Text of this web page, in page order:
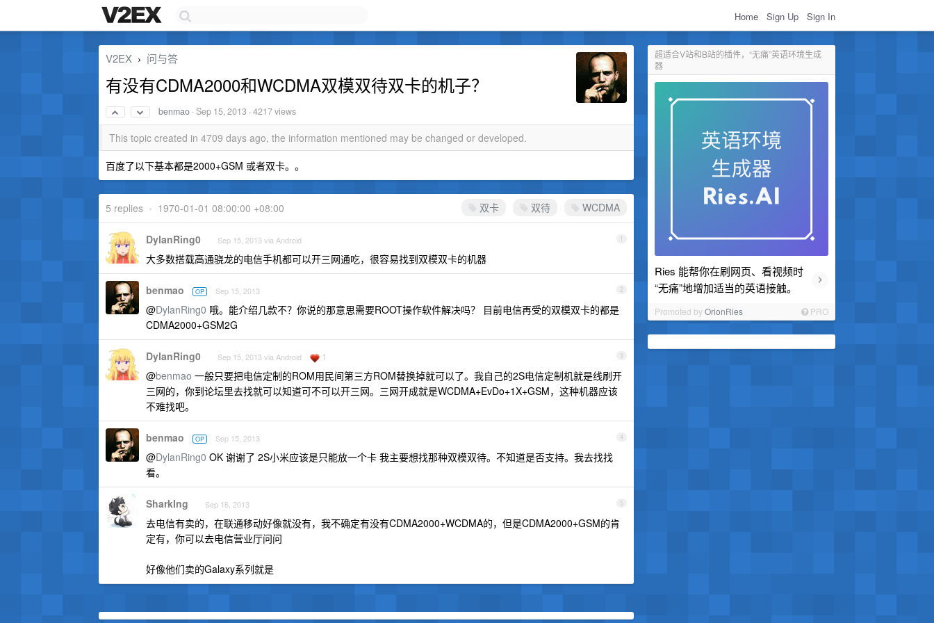
Home Sign Up Sign In
超适合V站和B站的插件，“无痛”英语环境生成
器
Ries 能帮你在刷网页、看视频时
“无痛”地增加适当的英语接触。
›
Promoted byOrionRies PRO
V2EX › 问与答
有没有CDMA2000和WCDMA双模双待双卡的机子？
benmao ·Sep 15, 2013 · 4217 views
This topic created in 4709 days ago, the information mentioned may be changed or developed.
百度了以下基本都是2000+GSM 或者双卡。。
双卡 双待 WCDMA
5 replies • 1970-01-01 08:00:00 +08:00
1
DylanRing0 Sep 15, 2013 via Android
大多数搭载高通骁龙的电信手机都可以开三网通吃，很容易找到双模双卡的机器
2
benmao OP Sep 15, 2013
@DylanRing0 哦。能介绍几款不？你说的那意思需要ROOT操作软件解决吗？ 目前电信再受的双模双卡的都是
CDMA2000+GSM2G
3
DylanRing0 Sep 15, 2013 via Android 1
@benmao 一般只要把电信定制的ROM用民间第三方ROM替换掉就可以了。我自己的2S电信定制机就是线刷开
三网的，你到论坛里去找就可以知道可不可以开三网。三网开成就是WCDMA+EvDo+1X+GSM，这种机器应该
不难找吧。
4
benmao OP Sep 15, 2013
@DylanRing0 OK 谢谢了 2S小米应该是只能放一个卡 我主要想找那种双模双待。不知道是否支持。我去找找
看。
5
SharkIng Sep 16, 2013
去电信有卖的，在联通移动好像就没有，我不确定有没有CDMA2000+WCDMA的，但是CDMA2000+GSM的肯
定有，你可以去电信营业厅问问
好像他们卖的Galaxy系列就是